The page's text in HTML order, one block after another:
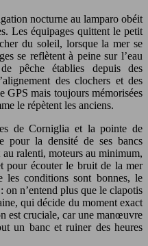
nocturne au lamparo obéit
Les équipages quittent le petit
du soleil, lorsque la mer se
se reflètent à peine sur l’eau
pêche établies depuis des
des clochers et des
GPS mais toujours mémorisées
le répètent les anciens.
de Corniglia et la pointe de
pour la densité de ses bancs
ralenti, moteurs au minimum,
pour écouter le bruit de la mer
conditions sont bonnes, le
on n’entend plus que le clapotis
qui décide du moment exact
est cruciale, car une manœuvre
un banc et ruiner des heures